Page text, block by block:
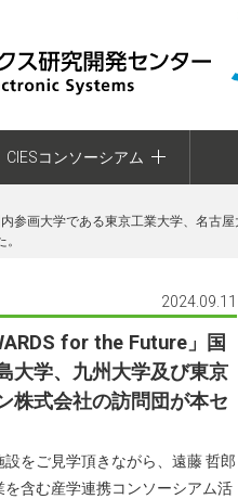
CIESコンソーシアム
参画大学である東京工業大学、名古
2024.09.11
for the Future」国
大学、九州大学及び東京
株式会社の訪問団が本セ
をご見学頂きながら、遠藤 哲郎
含む産学連携コンソーシアム活